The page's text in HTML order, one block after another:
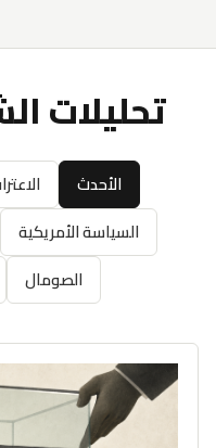
تحليلات
الأحدث
السياسة الأمريكية
الصومال